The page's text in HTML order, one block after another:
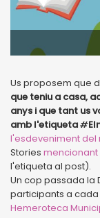
Us proposem que
que teniu a casa,
anys i que tant us
amb l'etiqueta#
l'esdeveniment del
Stories mencionant
l'etiqueta al post).
Un cop passada la
participants a
Hemeroteca